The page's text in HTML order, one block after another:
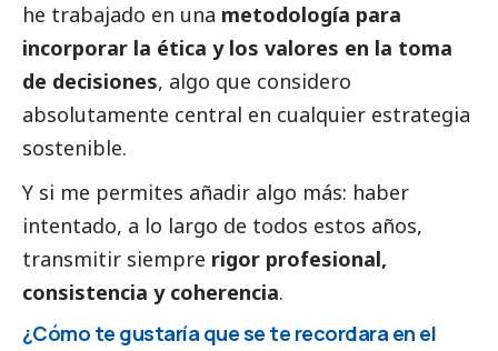
he trabajado en una metodología para
incorporar la ética y los valores en la toma
de decisiones, algo que considero
absolutamente central en cualquier estrategia
sostenible.
Y si me permites añadir algo más: haber
intentado, a lo largo de todos estos años,
transmitir siempre rigor profesional,
consistencia y coherencia.
¿Cómo te gustaría que se te recordara en el